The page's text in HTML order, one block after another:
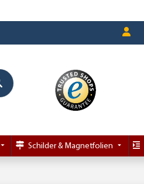
Schilder & Magnetfolien